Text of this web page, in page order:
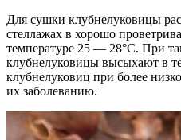
Для сушки клубнелуковицы
стеллажах в хорошо
температуре 25 — 28°С. При
клубнелуковицы высыхают в
клубнелуковиц при более
их заболеванию.